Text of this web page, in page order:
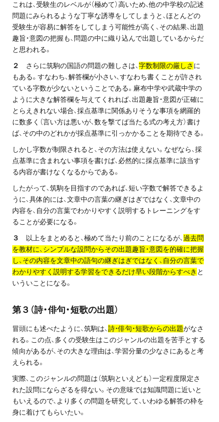
無料体験授業とは
これは、受験生のレベルが（極めて）高いため、他の中学校の記述
問題にみられるような丁寧な誘導をしてしまうと、ほとんどの
受験生が容易に解答をしてしまう可能性が高く、その結果、出題
趣旨・意図の把握も、問題の中に織り込んで出題しているからだ
と思われる。
２ さらに筑駒の国語の問題の難しさは、字数制限の厳しさ に
もある。すなわち、解答欄が小さい、すなわち書くことが許され
ている字数が少ないということである。麻布中学や武蔵中学の
ように大きな解答欄を与えてくれれば、出題趣旨・意図が正確に
とらえきれない場合、採点基準に関係ありそうな事項を網羅的
に数多く（言い方は悪いが、数を撃てば当たる式の考え方）書け
ば、その中のどれかが採点基準に引っかかることを期待できる。
しかし字数が制限されると、その方法は使えない。なぜなら、採
点基準に含まれない事項を書けば、必然的に採点基準に該当す
る内容が書けなくなるからである。
したがって、筑駒を目指すのであれば、短い字数で解答できるよ
うに、具体的には、文章中の言葉の継ぎはぎではなく、文章中の
内容を、自分の言葉でわかりやすく説明するトレーニングをす
ることが必要になる。
３ 以上をまとめると、極めて当たり前のことになるが、過去問
を教材に、シンプルな設問からその出題趣旨・意図を的確に把握
し、その内容を文章中の語句の継ぎはぎではなく、自分の言葉で
わかりやすく説明する学習をできるだけ早い段階からすべき と
いういことになる。
第３（詩・俳句・短歌の出題）
冒頭にも述べたように、筑駒は、詩・俳句・短歌からの出題がなさ
れる。この点、多くの受験生はこのジャンルの出題を苦手とする
傾向があるが、その大きな理由は、学習分量の少なさにあると考
えられる。
実際、このジャンルの問題は（筑駒といえども）一定程度限定さ
れた設問にならざるを得ない。その意味では知識問題に近いと
もいえるので、より多くの問題を研究して、いわゆる解答の枠を
身に着けてもらいたい。